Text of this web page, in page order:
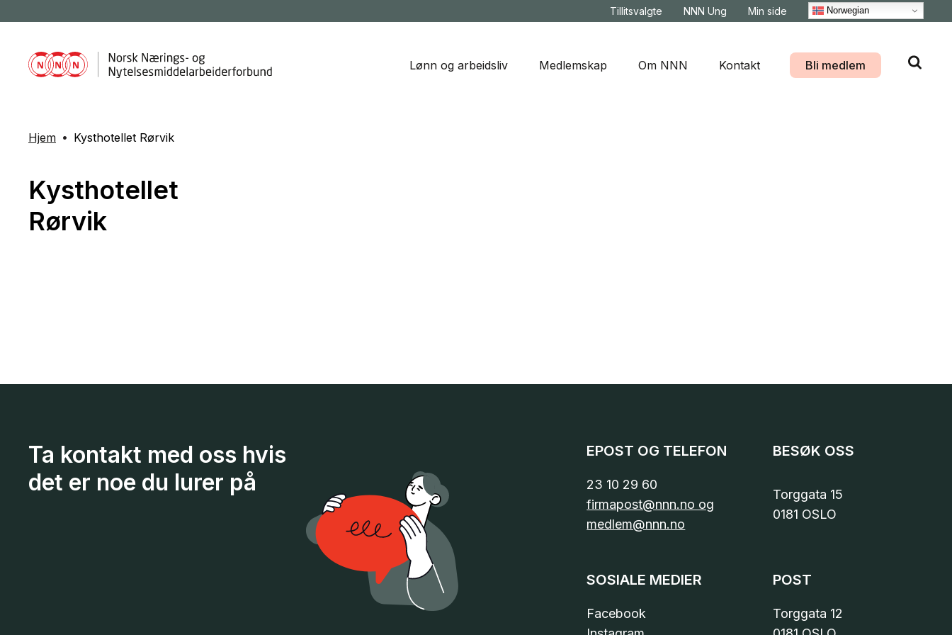
Tillitsvalgte NNN Ung Min side Norwegian
Lønn og arbeidsliv Medlemskap Om NNN Kontakt Bli medlem
Hjem Kysthotellet Rørvik
Kysthotellet
Rørvik
Ta kontakt med oss hvis
det er noe du lurer på
EPOST OG TELEFON
23 10 29 60
firmapost@nnn.no og
medlem@nnn.no
SOSIALE MEDIER
Facebook
BESØK OSS
Torggata 15
0181 OSLO
POST
Torggata 12